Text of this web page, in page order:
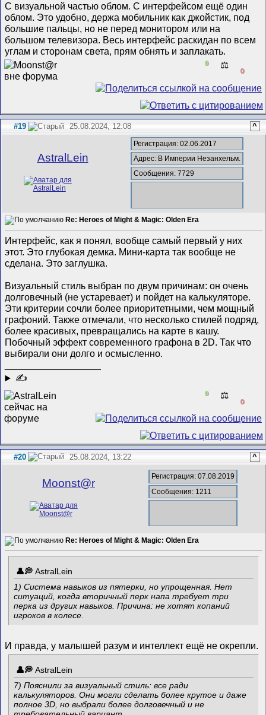
С визуальной частью облом. С интерфейсом ещё один
облом. Это удобно, держа мобильник как джойстик, под
большие пальцы, но не перед монитором или на
большом телевизора. Весь интерфейс раскидан по всем
углам и сторонам света, прям обнять и заплакать.
0 ⚖️
0
#19 25.08.2024, 12:08 ^
AstralLein
Регистрация: 02.06.2017
Адрес: В Империи Незанхельм.
Сообщения: 7729
Re: Heroes of Might & Magic: Olden Era
Интерфейс, как я понял, вообще самый первый у них
этот. Это глубокая демка. Мини-карта так вообще не
сделана. Это заглушка.
Визуальный стиль выбран по двум причинам: он очень
долговечный (не устаревает) и пойдет на калькуляторе.
Эти критерии сочли более приоритетными, чем мощный
графоний. Также отмечали, что несколько стилей подряд,
более красивых, превращались на карте в кашу.
Побочный эффект современного графона в 2D. Так что
выбирали они долго и осмысленно.
✍
0 ⚖️
0
#20 25.08.2024, 13:22 ^
Mооnst@r
Регистрация: 07.08.2019
Сообщения: 1211
Re: Heroes of Might & Magic: Olden Era
AstralLein
1) Система навыков из пятерки, но упрощенная. Нет
ситуаций, когда вторичный перк напа требует три
перка из других навыков. Причина: не хотят копаний
игроков в колесе.
И правда, у малышей разум и интеллект ещё не окрепли.
AstralLein
7) Пояснили за визуальный стиль: все ради
калькуляторов. Они могли сделать более крутое и даже
полное 3D, но выбрали более долговечный и не